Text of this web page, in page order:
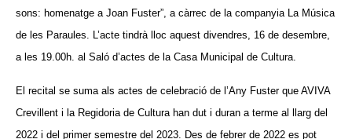
sons: homenatge a Joan Fuster”, a càrrec de la companyia La Música
de les Paraules. L’acte tindrà lloc aquest divendres, 16 de desembre,
a les 19.00h. al Saló d’actes de la Casa Municipal de Cultura.
El recital se suma als actes de celebració de l’Any Fuster que AVIVA
Crevillent i la Regidoria de Cultura han dut i duran a terme al llarg del
2022 i del primer semestre del 2023. Des de febrer de 2022 es pot